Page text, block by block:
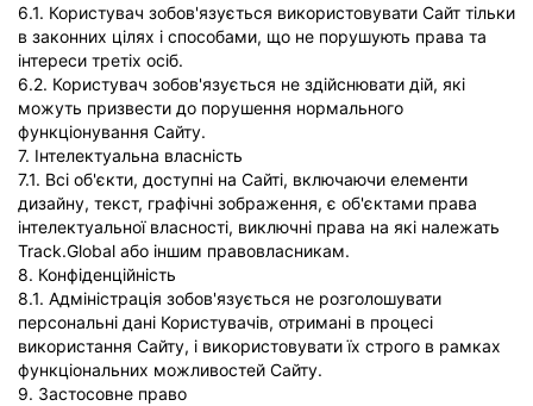
6.1. Користувач зобов'язується використовувати Сайт тільки
в законних цілях і способами, що не порушують права та
інтереси третіх осіб.
6.2. Користувач зобов'язується не здійснювати дій, які
можуть призвести до порушення нормального
функціонування Сайту.
7. Інтелектуальна власність
7.1. Всі об'єкти, доступні на Сайті, включаючи елементи
дизайну, текст, графічні зображення, є об'єктами права
інтелектуальної власності, виключні права на які належать
Track.Global або іншим правовласникам.
8. Конфіденційність
8.1. Адміністрація зобов'язується не розголошувати
персональні дані Користувачів, отримані в процесі
використання Сайту, і використовувати їх строго в рамках
функціональних можливостей Сайту.
9. Застосовне право